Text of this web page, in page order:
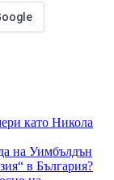
като Никола
на Уимбълдън
в България?